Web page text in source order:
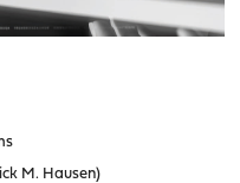
M. Hausen)